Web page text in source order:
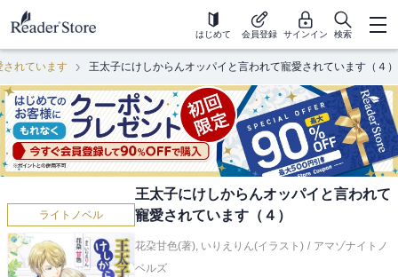
はじめて 会員登録 サインイン 検索
されています 王太子にけしからんオッパイと言われて寵愛されています（４）
ライトノベル
王太子にけしからんオッパイと言われて
寵愛されています（４）
花朶甘色(著), いりえりん(イラスト) / アマゾナイトノ
ベルズ